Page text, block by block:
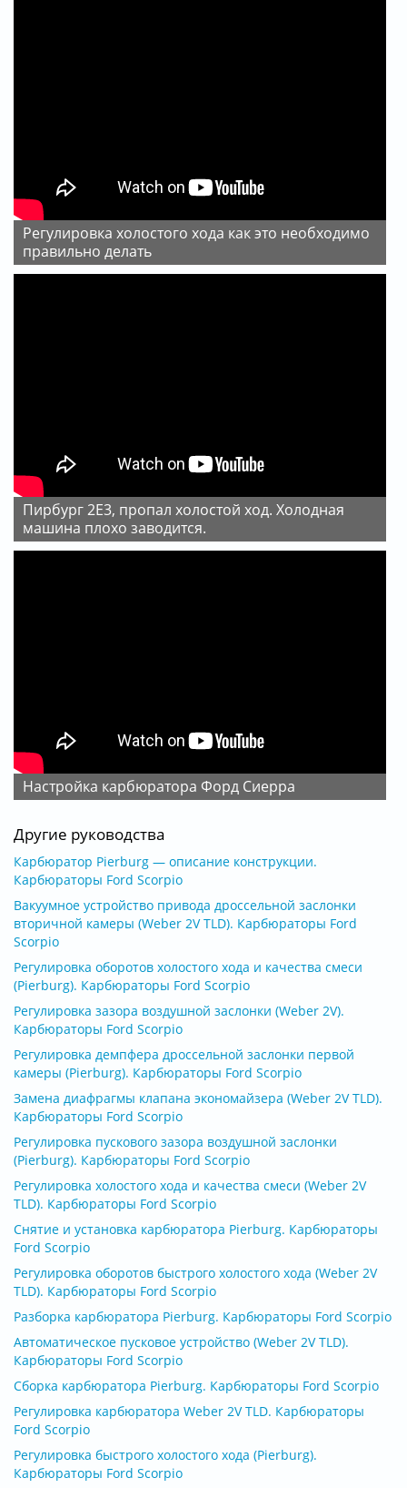
Регулировка холостого хода как это необходимо
правильно делать
Пирбург 2Е3, пропал холостой ход. Холодная
машина плохо заводится.
Настройка карбюратора Форд Сиерра
Другие руководства
Карбюратор Pierburg — описание конструкции.
Карбюраторы Ford Scorpio
Вакуумное устройство привода дроссельной заслонки
вторичной камеры (Weber 2V TLD). Карбюраторы Ford
Scorpio
Регулировка оборотов холостого хода и качества смеси
(Pierburg). Карбюраторы Ford Scorpio
Регулировка зазора воздушной заслонки (Weber 2V).
Карбюраторы Ford Scorpio
Регулировка демпфера дроссельной заслонки первой
камеры (Pierburg). Карбюраторы Ford Scorpio
Замена диафрагмы клапана экономайзера (Weber 2V TLD).
Карбюраторы Ford Scorpio
Регулировка пускового зазора воздушной заслонки
(Pierburg). Карбюраторы Ford Scorpio
Регулировка холостого хода и качества смеси (Weber 2V
TLD). Карбюраторы Ford Scorpio
Снятие и установка карбюратора Pierburg. Карбюраторы
Ford Scorpio
Регулировка оборотов быстрого холостого хода (Weber 2V
TLD). Карбюраторы Ford Scorpio
Разборка карбюратора Pierburg. Карбюраторы Ford Scorpio
Автоматическое пусковое устройство (Weber 2V TLD).
Карбюраторы Ford Scorpio
Сборка карбюратора Pierburg. Карбюраторы Ford Scorpio
Регулировка карбюратора Weber 2V TLD. Карбюраторы
Ford Scorpio
Регулировка быстрого холостого хода (Pierburg).
Карбюраторы Ford Scorpio